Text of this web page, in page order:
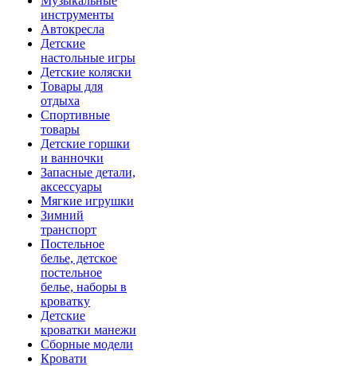
инструменты
Автокресла
Детские
настольные игры
Детские коляски
Товары для
отдыха
Спортивные
товары
Детские горшки
и ванночки
Запасные детали,
аксессуары
Мягкие игрушки
Зимний
транспорт
Постельное
белье, детское
постельное
белье, наборы в
кроватку
Детские
кроватки манежи
Сборные модели
Кровати